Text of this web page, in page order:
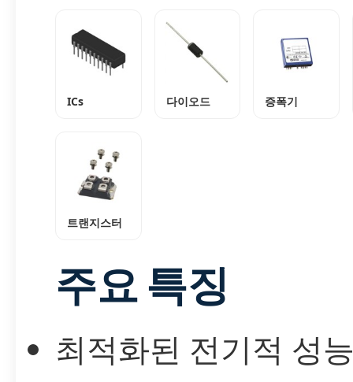
ICs 다이오드 증폭기
트랜지스터
주요 특징
최적화된 전기적 성